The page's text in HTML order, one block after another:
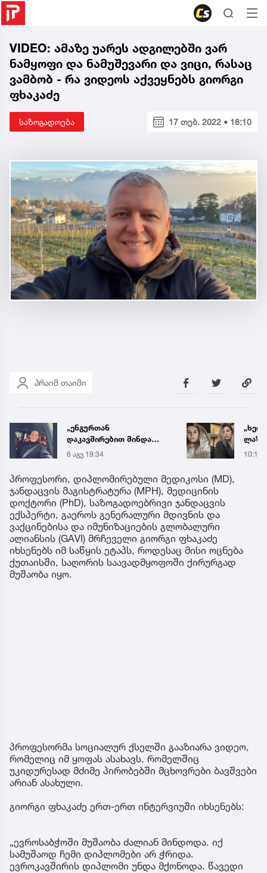
VIDEO: ამაზე უარეს ადგილებში ვარ
ნამყოფი და ნამუშევარი და ვიცი, რასაც
ვამბობ - რა ვიდეოს აქვეყნებს გიორგი
ფხაკაძე
საზოგადოება 17 თებ. 2022 • 18:10
პრაიმ თაიმი
„ხელს არ უშვებდი
ლაზარეს, არც ახლა
გაუშვი...“ - რას წერს
ახლობელი ხობში
დატრიალებულ
ტრაგედიაზე
10:17 5 აგვ
პროფესორი, დიპლომირებული მედიკოსი (MD),
ჯანდაცვის მაგისტრატურა (MPH), მედიცინის
დოქტორი (PhD), საზოგადოებრივი ჯანდაცვის
ექსპერტი, გაეროს გენერალური მდივნის და
ვაქცინებისა და იმუნიზაციების გლობალური
ალიანსის (GAVI) მრჩეველი გიორგი ფხაკაძე
იხსენებს იმ საწყის ეტაპს, როდესაც მისი ოცნება
ქუთაისში, საღორის საავადმყოფოში ქირურგად
მუშაობა იყო.
პროფესორმა სოციალურ ქსელში გააზიარა ვიდეო,
რომელიც იმ ყოფას ასახავს, რომელშიც
უკიდურესად მძიმე პირობებში მცხოვრები ბავშვები
არიან ასახული.
გიორგი ფხაკაძე ერთ-ერთ ინტერვიუში იხსენებს:
„ევროსაბჭოში მუშაობა ძალიან მინდოდა. იქ
სამუშაოდ ჩემი დიპლომები არ ჭრიდა.
ევროკავშირის დიპლომი უნდა მქონოდა. წავედი